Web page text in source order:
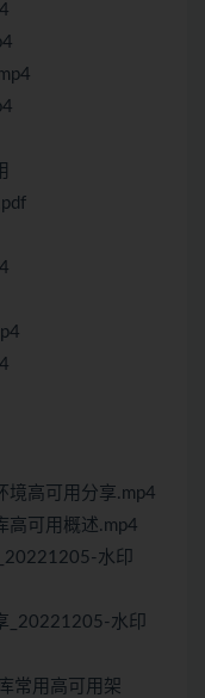
高可用分享.mp4
可用概述.mp4
水印
_20221205-水印
常用高可用架